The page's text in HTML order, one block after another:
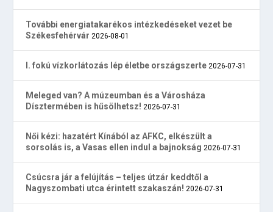
További energiatakarékos intézkedéseket vezet be
Székesfehérvár 2026-08-01
I. fokú vízkorlátozás lép életbe országszerte 2026-07-31
Meleged van? A múzeumban és a Városháza
Dísztermében is hűsölhetsz! 2026-07-31
Női kézi: hazatért Kínából az AFKC, elkészült a
sorsolás is, a Vasas ellen indul a bajnokság 2026-07-31
Csúcsra jár a felújítás – teljes útzár keddtől a
Nagyszombati utca érintett szakaszán! 2026-07-31